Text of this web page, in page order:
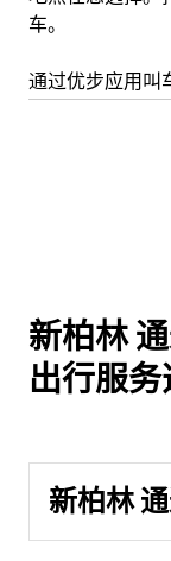
车。
通过优步应用叫
新柏林
出行服
新柏林